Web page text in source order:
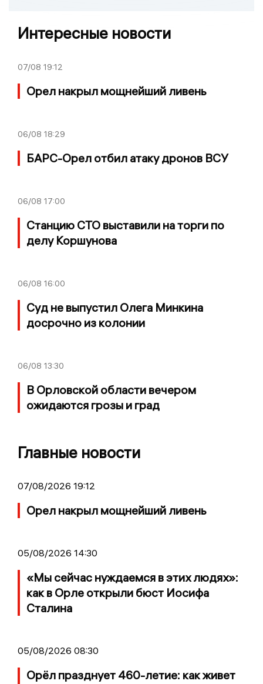
Интересные новости
07/08 19:12
Орел накрыл мощнейший ливень
06/08 18:29
БАРС-Орел отбил атаку дронов ВСУ
06/08 17:00
Станцию СТО выставили на торги по
делу Коршунова
06/08 16:00
Суд не выпустил Олега Минкина
досрочно из колонии
06/08 13:30
В Орловской области вечером
ожидаются грозы и град
Главные новости
07/08/2026 19:12
Орел накрыл мощнейший ливень
05/08/2026 14:30
«Мы сейчас нуждаемся в этих людях»:
как в Орле открыли бюст Иосифа
Сталина
05/08/2026 08:30
Орёл празднует 460-летие: как живет